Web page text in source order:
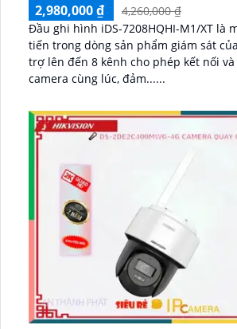
2,980,000 ₫
4,260,000 ₫
Đầu ghi hình iDS-7208HQHI-M1/XT là
tiến trong dòng sản phẩm giám sát
trợ lên đến 8 kênh cho phép kết nối
camera cùng lúc, đảm......